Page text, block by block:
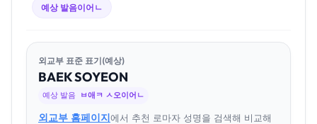
예상 발음이어ㄴ
외교부 표준 표기(예상)
BAEKSOYEON
예상 발음 ㅂ애ㅋ ㅅ오이어ㄴ
외교부 홈페이지에서 추천 로마자 성명을 검색해 비교해